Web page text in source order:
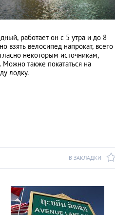
работает он с 5 утра и до 8
взять велосипед напрокат, всего
некоторым источникам,
также покататься на
лодку.
В ЗАКЛАДКИ